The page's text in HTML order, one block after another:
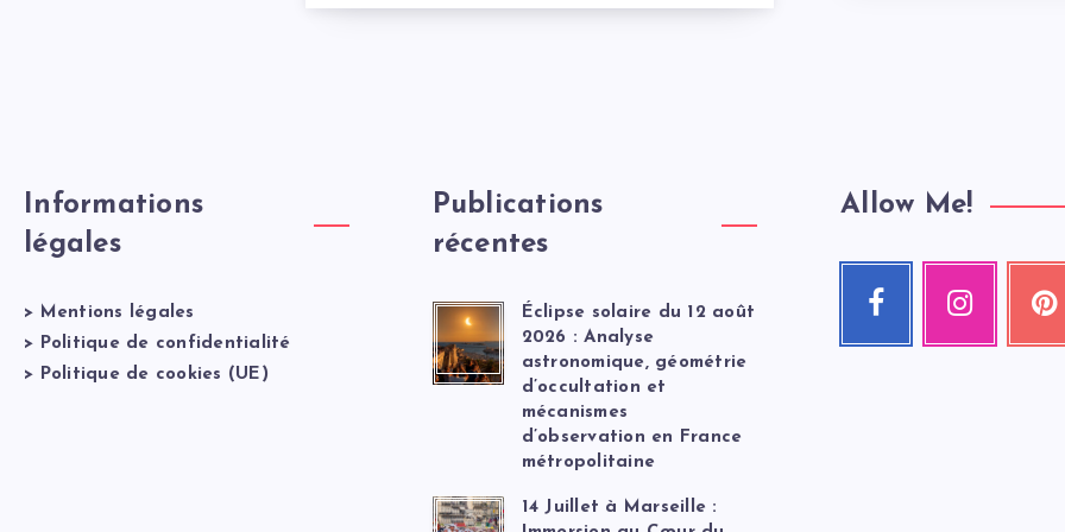
Informations
légales
> Mentions légales
> Politique de confidentialité
> Politique de cookies (UE)
Publications
récentes
Éclipse solaire du 12 août
2026 : Analyse
astronomique, géométrie
d’occultation et
mécanismes
d’observation en France
métropolitaine
14 Juillet à Marseille :
Allow Me!
Facebook
Suivez-
Instagram
Nos
Épinglez